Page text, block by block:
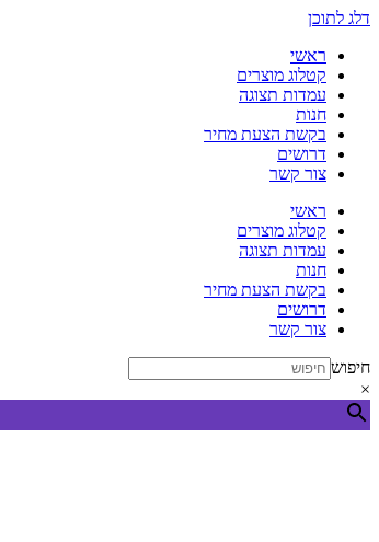
דלג לתוכן
ראשי
קטלוג מוצרים
עמדות תצוגה
חנות
בקשת הצעת מחיר
דרושים
צור קשר
ראשי
קטלוג מוצרים
עמדות תצוגה
חנות
בקשת הצעת מחיר
דרושים
צור קשר
חיפוש
×